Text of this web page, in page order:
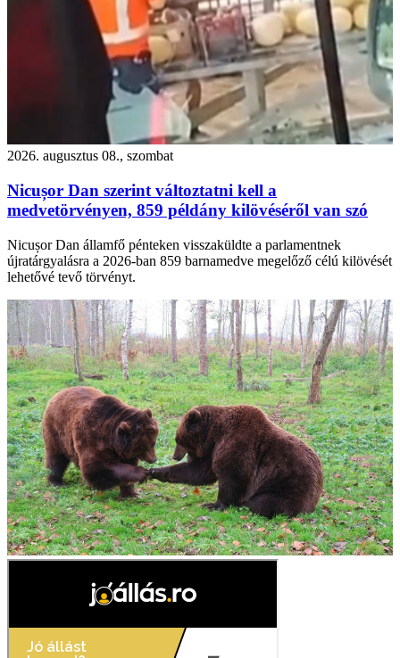
2026. augusztus 08., szombat
Nicușor Dan szerint változtatni kell a
medvetörvényen, 859 példány kilövéséről van szó
Nicușor Dan államfő pénteken visszaküldte a parlamentnek
újratárgyalásra a 2026-ban 859 barnamedve megelőző célú kilövését
lehetővé tevő törvényt.